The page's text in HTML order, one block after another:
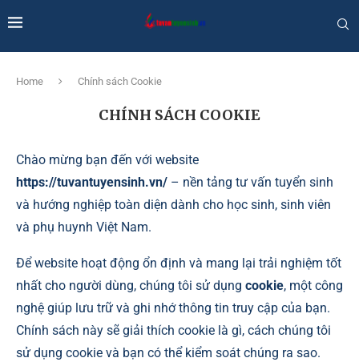
Home Chính sách Cookie
CHÍNH SÁCH COOKIE
Chào mừng bạn đến với website
https://tuvantuyensinh.vn/ – nền tảng tư vấn tuyển sinh
và hướng nghiệp toàn diện dành cho học sinh, sinh viên
và phụ huynh Việt Nam.
Để website hoạt động ổn định và mang lại trải nghiệm tốt
nhất cho người dùng, chúng tôi sử dụng cookie, một công
nghệ giúp lưu trữ và ghi nhớ thông tin truy cập của bạn.
Chính sách này sẽ giải thích cookie là gì, cách chúng tôi
sử dụng cookie và bạn có thể kiểm soát chúng ra sao.